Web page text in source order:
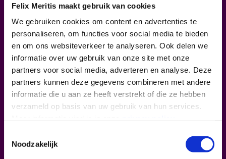
Felix Meritis maakt gebruik van cookies
We gebruiken cookies om content en advertenties te
personaliseren, om functies voor social media te bieden
en om ons websiteverkeer te analyseren. Ook delen we
informatie over uw gebruik van onze site met onze
partners voor social media, adverteren en analyse. Deze
partners kunnen deze gegevens combineren met andere
informatie die u aan ze heeft verstrekt of die ze hebben
verzameld op basis van uw gebruik van hun services.
Noodzakelijk
te denken. We gebruiken een sekspop als
probeom te laten zien waar de technologie
op dit moment is en hoe deze evolueert.
Gedurende de installatie is er een digitale
ondersteuning die zowel vragen stelt en
informatie geeft aan de participanten, op
deze manier kunnen wij data capteren en
ook informatie terugkoppelen.’ – Charlotte
Jewell